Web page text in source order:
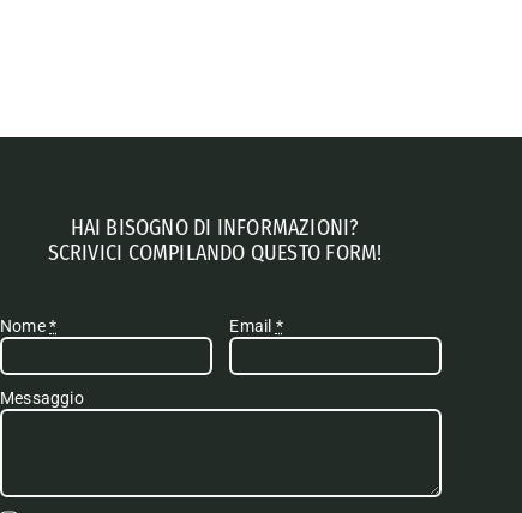
HAI BISOGNO DI INFORMAZIONI?
SCRIVICI COMPILANDO QUESTO FORM!
Nome* Email *
Messaggio